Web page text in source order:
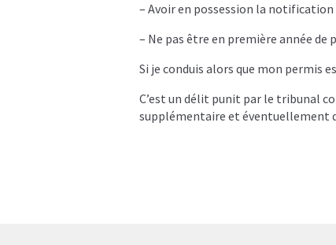
– Avoir en possession la notification
– Ne pas être en première année
Si je conduis alors que mon permis
C’est un délit punit par le tribunal
supplémentaire et éventuellement